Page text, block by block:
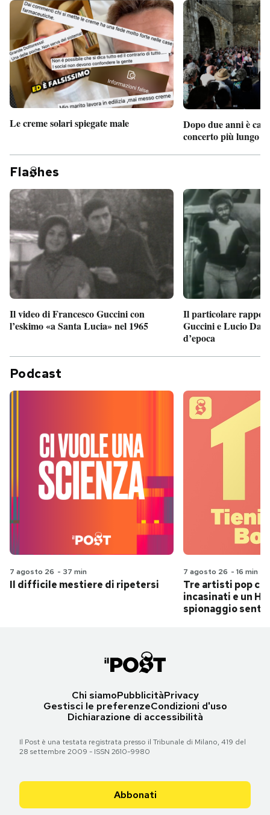
Le creme solari spiegate male
Dopo due anni è
concerto più lungo
Fla hes
Il video di Francesco Guccini con
l’eskimo «a Santa Lucia» nel 1965
Il particolare
Guccini e Lucio
d’epoca
Podcast
7 agosto 26 - 37 min
Il difficile mestiere di ripetersi
7 agosto 26 - 16 min
Tre artisti pop
incasinati e un
spionaggio
Chi siamoPubblicitàPrivacy
Gestisci le preferenzeCondizioni d'uso
Dichiarazione di accessibilità
Il Post è una testata registrata presso il Tribunale di Milano, 419 del
28 settembre 2009 - ISSN 2610-9980
Abbonati